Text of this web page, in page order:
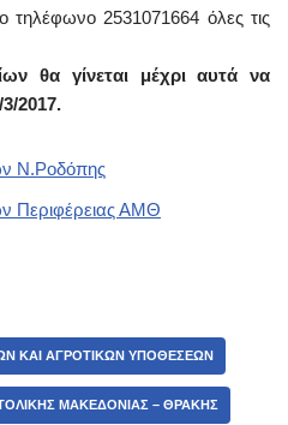
τηλέφωνο 2531071664 όλες τις
θα γίνεται μέχρι αυτά να
2017.
Ν.Ροδόπης
Περιφέρειας ΑΜΘ
ΚΑΙ ΑΓΡΟΤΙΚΏΝ ΥΠΟΘΈΣΕΩΝ
ΜΑΚΕΔΟΝΊΑΣ – ΘΡΆΚΗΣ